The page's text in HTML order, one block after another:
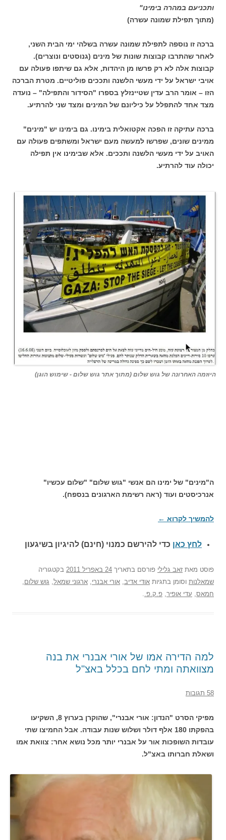
ותכניעם במהרה בימינו"
(מתוך תפילת שמונה עשרה)
ברכה זו נוספה לתפילת שמונה עשרה בשלהי ימי הבית השני,
לאחר שהתרבו קבוצות שונות של מינים (גנוסטים ונוצרים).
קבוצות אלה לא רק פרשו מן היהדות, אלא גם שיתפו פעולה עם
אויבי ישראל על ידי מעשי הלשנה ותככים פוליטיים. מטרת הברכה
הזו – אומר הרב עדין שטיינזלץ בספרו "הסידור והתפילה" – נועדה
מצד אחד להתפלל על כיליונם של המינים ומצד שני להרתיע.
ברכה עתיקה זו הפכה אקטואלית בימינו. גם בימינו יש "מינים"
ממינים שונים, שפרשו למעשה מעם ישראל ומשתפים פעולה עם
האויב על ידי מעשי הלשנה ותככים. אלא שבימינו אין תפילה
יכולה עוד להרתיע.
היוזמה האחרונה של גוש שלום (מתוך אתר גוש שלום - שימוש הוגן)
ה"מינים" של ימינו הם אנשי "גוש שלום" "שלום עכשיו"
אנרכיסטים ועוד (ראה רשימת הארגונים בנספח).
להמשיך לקרוא ←
לחץ כאן כדי להירשם כמנוי (חינם) להיגיון בשיגעון
פוסט מאת זאב גלילי פורסם בתאריך 24 באפריל 2011
בקטגוריה
שמאלנות וסומן בתגיות אודי אדיב, אורי אבנרי, ארגוני שמאל, גוש שלום,
חמאס, עדי אופיר, פ.ק.פ..
למה הדירה אמו של אורי אבנרי את בנה
מצוואתה ומתי לחם בכלל באצ"ל
58 תגובות
מפיקי הסרט "הנדון: אורי אבנרי", שהוקרן בערוץ 8, השקיעו
בהפקתו 180 אלף דולר ושלוש שנות עבודה. אבל החמיצו שתי
עובדות השופכות אור על אבנרי יותר מכל נושא אחר: צוואת אמו
ושאלת חברותו באצ"ל.